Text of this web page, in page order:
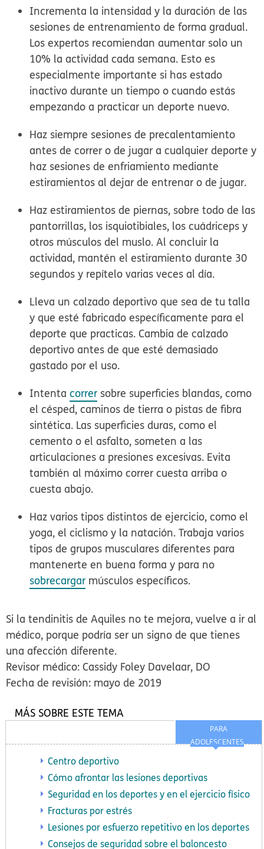
Incrementa la intensidad y la duración de las
sesiones de entrenamiento de forma gradual.
Los expertos recomiendan aumentar solo un
10% la actividad cada semana. Esto es
especialmente importante si has estado
inactivo durante un tiempo o cuando estás
empezando a practicar un deporte nuevo.
Haz siempre sesiones de precalentamiento
antes de correr o de jugar a cualquier deporte y
haz sesiones de enfriamiento mediante
estiramientos al dejar de entrenar o de jugar.
Haz estiramientos de piernas, sobre todo de las
pantorrillas, los isquiotibiales, los cuádriceps y
otros músculos del muslo. Al concluir la
actividad, mantén el estiramiento durante 30
segundos y repítelo varias veces al día.
Lleva un calzado deportivo que sea de tu talla
y que esté fabricado específicamente para el
deporte que practicas. Cambia de calzado
deportivo antes de que esté demasiado
gastado por el uso.
Intentacorrersobre superficies blandas, como
el césped, caminos de tierra o pistas de fibra
sintética. Las superficies duras, como el
cemento o el asfalto, someten a las
articulaciones a presiones excesivas. Evita
también al máximo correr cuesta arriba o
cuesta abajo.
Haz varios tipos distintos de ejercicio, como el
yoga, el ciclismo y la natación. Trabaja varios
tipos de grupos musculares diferentes para
mantenerte en buena forma y para no
sobrecargarmúsculos específicos.
Si la tendinitis de Aquiles no te mejora, vuelve a ir al
médico, porque podría ser un signo de que tienes
una afección diferente.
Revisor médico: Cassidy Foley Davelaar, DO
Fecha de revisión: mayo de 2019
PARA
ADOLESCENTES
MÁS SOBRE ESTE TEMA
Centro deportivo
Cómo afrontar las lesiones deportivas
Seguridad en los deportes y en el ejercicio físico
Fracturas por estrés
Lesiones por esfuerzo repetitivo en los deportes
Consejos de seguridad sobre el baloncesto